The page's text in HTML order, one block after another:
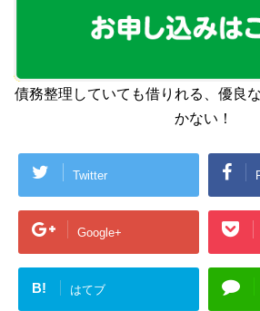
債務整理していても借りれる、優良
かない！
Twitter
Google+
B! はてブ